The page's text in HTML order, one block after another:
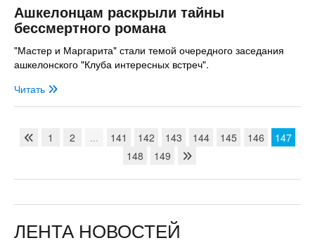
Ашкелонцам раскрыли тайны
бессмертного романа
"Мастер и Маргарита" стали темой очередного заседания
ашкелонского "Клуба интересных встреч".
Читать
1 2 ... 141 142 143 144 145 146
147
148
149
ЛЕНТА НОВОСТЕЙ